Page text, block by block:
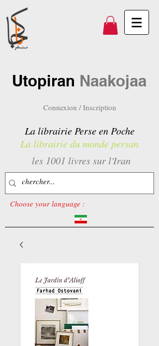
Utopiran Naakojaa
Connexion / Inscription
La librairie Perse en Poche
La librairie du monde persan
les 1001 livres sur l'Iran
Choose your language :